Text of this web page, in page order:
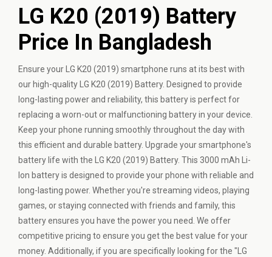
LG K20 (2019) Battery
Price In Bangladesh
Ensure your LG K20 (2019) smartphone runs at its best with
our high-quality LG K20 (2019) Battery. Designed to provide
long-lasting power and reliability, this battery is perfect for
replacing a worn-out or malfunctioning battery in your device.
Keep your phone running smoothly throughout the day with
this efficient and durable battery. Upgrade your smartphone's
battery life with the LG K20 (2019) Battery. This 3000 mAh Li-
Ion battery is designed to provide your phone with reliable and
long-lasting power. Whether you're streaming videos, playing
games, or staying connected with friends and family, this
battery ensures you have the power you need. We offer
competitive pricing to ensure you get the best value for your
money. Additionally, if you are specifically looking for the "LG